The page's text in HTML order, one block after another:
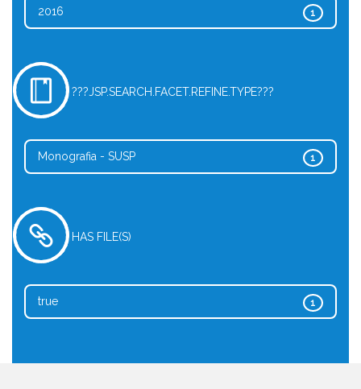
1
2016
???JSP.SEARCH.FACET.REFINE.TYPE???
1
Monografia - SUSP
HAS FILE(S)
1
true